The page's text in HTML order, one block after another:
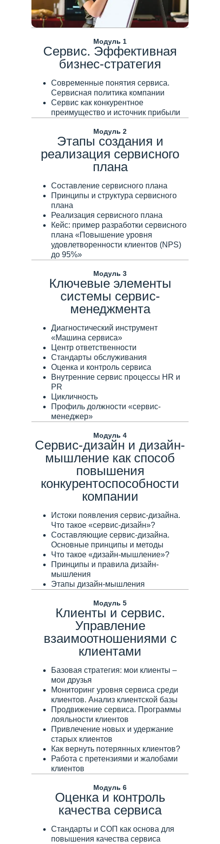
Модуль 1
Сервис. Эффективная
бизнес-стратегия
Современные понятия сервиса.
Сервисная политика компании
Сервис как конкурентное
преимущество и источник прибыли
Модуль 2
Этапы создания и
реализация сервисного
плана
Составление сервисного плана
Принципы и структура сервисного
плана
Реализация сервисного плана
Кейс: пример разработки сервисного
плана «Повышение уровня
удовлетворенности клиентов (NPS)
до 95%»
Модуль 3
Ключевые элементы
системы сервис-
менеджмента
Диагностический инструмент
«Машина сервиса»
Центр ответственности
Стандарты обслуживания
Оценка и контроль сервиса
Внутренние сервис процессы HR и
PR
Цикличность
Профиль должности «сервис-
менеджер»
Модуль 4
Сервис-дизайн и дизайн-
мышление как способ
повышения
конкурентоспособности
компании
Истоки появления сервис-дизайна.
Что такое «сервис-дизайн»?
Составляющие сервис-дизайна.
Основные принципы и методы
Что такое «дизайн-мышление»?
Принципы и правила дизайн-
мышления
Этапы дизайн-мышления
Модуль 5
Клиенты и сервис.
Управление
взаимоотношениями с
клиентами
Базовая стратегия: мои клиенты –
мои друзья
Мониторинг уровня сервиса среди
клиентов. Анализ клиентской базы
Продвижение сервиса. Программы
лояльности клиентов
Привлечение новых и удержание
старых клиентов
Как вернуть потерянных клиентов?
Работа с претензиями и жалобами
клиентов
Модуль 6
Оценка и контроль
качества сервиса
Стандарты и СОП как основа для
повышения качества сервиса